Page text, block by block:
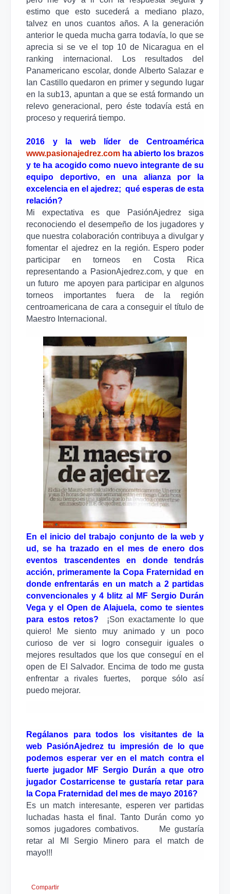
estimo que esto sucederá a mediano plazo,
talvez en unos cuantos años. A la generación
anterior le queda mucha garra todavía, lo que se
aprecia si se ve el top 10 de Nicaragua en el
ranking internacional. Los resultados del
Panamericano escolar, donde Alberto Salazar e
Ian Castillo quedaron en primer y segundo lugar
en la sub13, apuntan a que se está formando un
relevo generacional, pero éste todavía está en
proceso y requerirá tiempo.
2016 y la web líder de Centroamérica
www.pasionajedrez.com ha abierto los brazos
y te ha acogido como nuevo integrante de su
equipo deportivo, en una alianza por la
excelencia en el ajedrez; qué esperas de esta
relación?
Mi expectativa es que PasiónAjedrez siga
reconociendo el desempeño de los jugadores y
que nuestra colaboración contribuya a divulgar y
fomentar el ajedrez en la región. Espero poder
participar en torneos en Costa Rica
representando a PasionAjedrez.com, y que en
un futuro me apoyen para participar en algunos
torneos importantes fuera de la región
centroamericana de cara a conseguir el título de
Maestro Internacional.
En el inicio del trabajo conjunto de la web y
ud, se ha trazado en el mes de enero dos
eventos trascendentes en donde tendrás
acción, primeramente la Copa Fraternidad en
donde enfrentarás en un match a 2 partidas
convencionales y 4 blitz al MF Sergio Durán
Vega y el Open de Alajuela, como te sientes
para estos retos?
¡Son exactamente lo que
quiero! Me siento muy animado y un poco
curioso de ver si logro conseguir iguales o
mejores resultados que los que conseguí en el
open de El Salvador. Encima de todo me gusta
enfrentar a rivales fuertes, porque sólo así
puedo mejorar.
Regálanos para todos los visitantes de la
web PasiónAjedrez tu impresión de lo que
podemos esperar ver en el match contra el
fuerte jugador MF Sergio Durán a que otro
jugador Costarricense te gustaría retar para
la Copa Fraternidad del mes de mayo 2016?
Es un match interesante, esperen ver partidas
luchadas hasta el final. Tanto Durán como yo
somos jugadores combativos. Me gustaría
retar al MI Sergio Minero para el match de
mayo!!!
Compartir